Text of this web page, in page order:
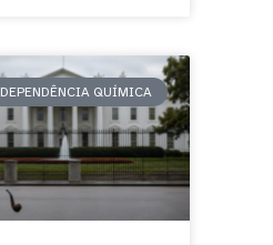
DEPENDÊNCIA QUÍMICA